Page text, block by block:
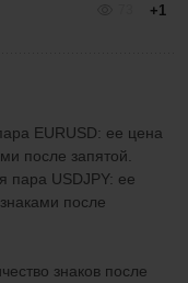
+1
EURUSD: ее цена
после запятой.
пара USDJPY: ее
после
знаков после